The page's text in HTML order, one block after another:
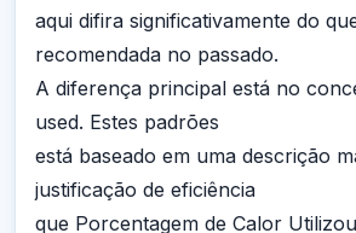
aqui difira significativamente do
recomendada no passado.
A diferença principal está no
used. Estes padrões
está baseado em uma descrição
justificação de eficiência
que Porcentagem de Calor